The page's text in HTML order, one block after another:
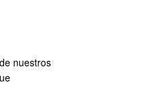
nuestros